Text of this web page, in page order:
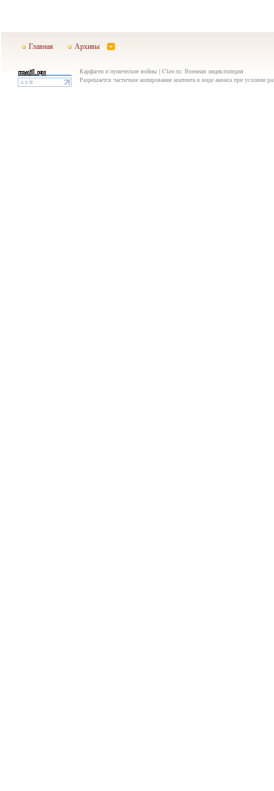
Главная Архивы
Карфаген и пунические войны | Claw.ru: Военная энциклопедия
Разрешается частичное копирование контента в виде анонса при условии